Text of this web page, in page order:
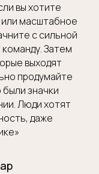
вы хотите
масштабное
с сильной
Затем
выходят
продумайте
значки
Люди хотят
даже